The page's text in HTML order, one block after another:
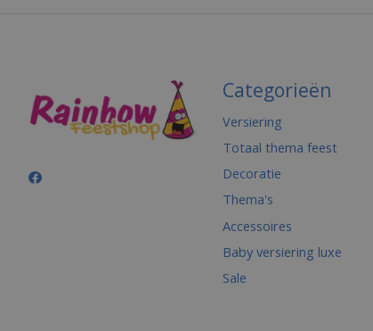
Categorieën
Versiering
Totaal thema feest
Decoratie
Thema's
Accessoires
Baby versiering luxe
Sale